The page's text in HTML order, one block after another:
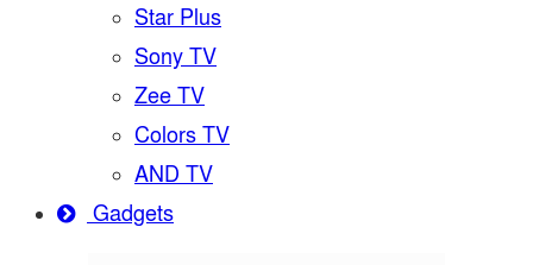
Star Plus
Sony TV
Zee TV
Colors TV
AND TV
Gadgets